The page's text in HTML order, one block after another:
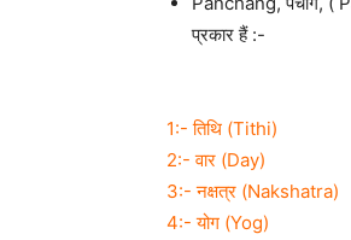
प्रकार हैं :-
1:- तिथि (Tithi)
2:- वार (Day)
3:- नक्षत्र (Nakshatra)
4:- योग (Yog)